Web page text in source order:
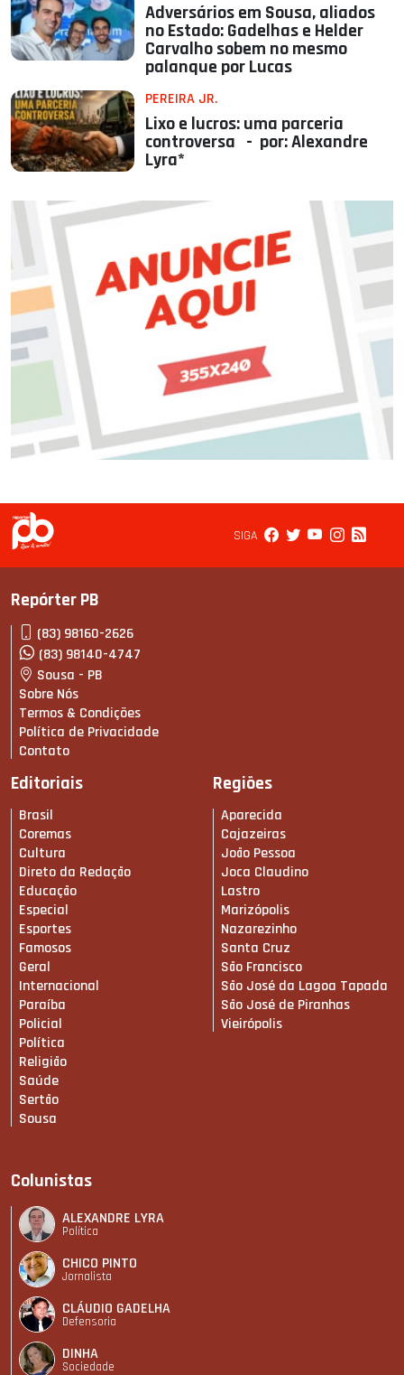
Adversários em Sousa, aliados
no Estado: Gadelhas e Helder
Carvalho sobem no mesmo
palanque por Lucas
PEREIRA JR.
Lixo e lucros: uma parceria
controversa - por: Alexandre
Lyra*
SIGA
Repórter PB
(83) 98160-2626
(83) 98140-4747
Sousa - PB
Sobre Nós
Termos & Condições
Política de Privacidade
Contato
Editoriais
Brasil
Coremas
Cultura
Direto da Redação
Educação
Especial
Esportes
Famosos
Geral
Internacional
Paraíba
Policial
Política
Religião
Saúde
Sertão
Sousa
Regiões
Aparecida
Cajazeiras
João Pessoa
Joca Claudino
Lastro
Marizópolis
Nazarezinho
Santa Cruz
São Francisco
São José da Lagoa Tapada
São José de Piranhas
Vieirópolis
Colunistas
ALEXANDRE LYRA
Política
CHICO PINTO
Jornalista
CLÁUDIO GADELHA
Defensoria
DINHA
Sociedade